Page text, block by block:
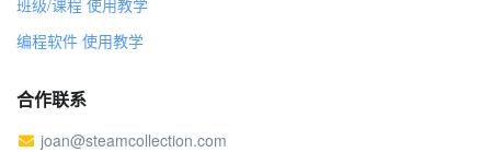
编程软件 使用教学
合作联系
joan@steamcollection.com